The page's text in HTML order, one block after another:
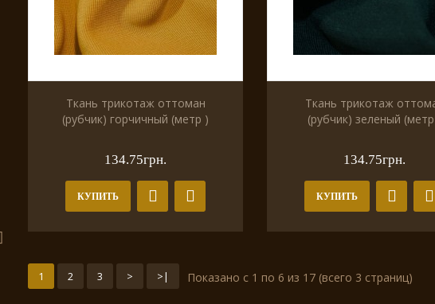
Ткань трикотаж оттоман
(рубчик) горчичный (метр )
134.75грн.
КУПИТЬ
Ткань трикотаж
(рубчик) зеленый
134.75грн.
КУПИТЬ
1 2 3 > >| Показано с 1 по 6 из 17 (всего 3 страниц)